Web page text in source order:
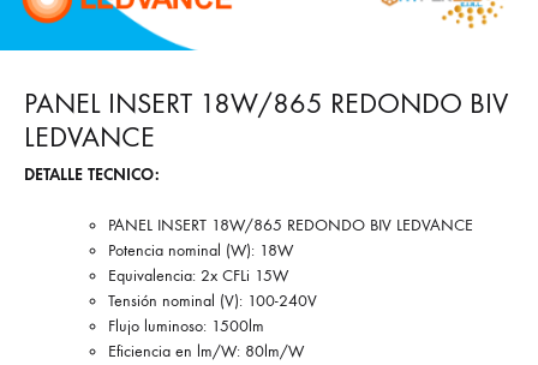
PANEL INSERT 18W/865 REDONDO BIV
LEDVANCE
DETALLE TECNICO:
PANEL INSERT 18W/865 REDONDO BIV LEDVANCE
Potencia nominal (W): 18W
Equivalencia: 2x CFLi 15W
Tensión nominal (V): 100-240V
Flujo luminoso: 1500lm
Eficiencia en lm/W: 80lm/W